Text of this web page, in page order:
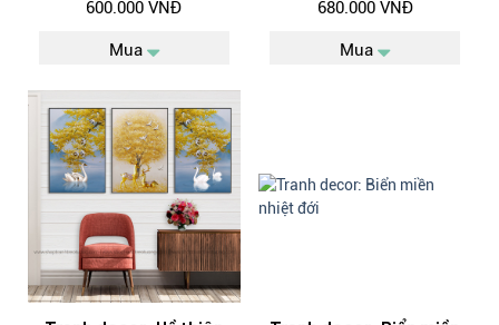
600.000 VNĐ
Mua
680.000 VNĐ
Mua